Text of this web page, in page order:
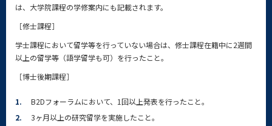
は、大学院課程の学修案内にも記載されます。
［修士課程］
学士課程において留学等を行っていない場合は、修士課程在籍中に2週間
以上の留学等（語学留学も可）を行ったこと。
［博士後期課程］
1.
B2Dフォーラムにおいて、1回以上発表を行ったこと。
2.
3ヶ月以上の研究留学を実施したこと。